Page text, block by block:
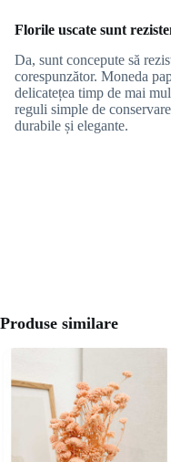
Florile uscate sunt
Da, sunt concepute să
corespunzător. Moneda
delicatețea timp de mai
reguli simple de
durabile și elegante.
Produse similare